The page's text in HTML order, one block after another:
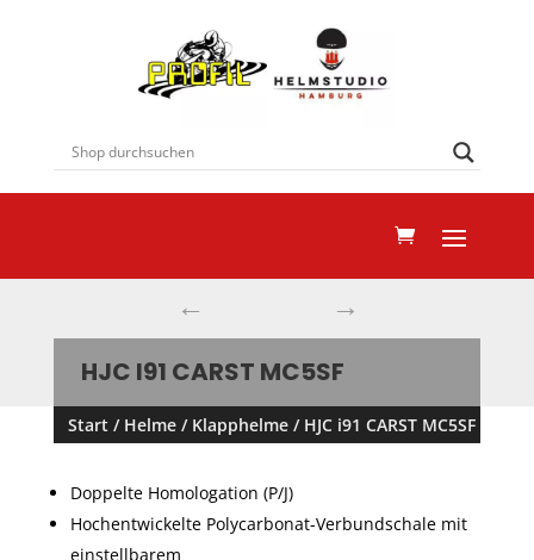
← →
HJC I91 CARST MC5SF
Start / Helme/ Klapphelme/ HJC i91 CARST MC5SF
Doppelte Homologation (P/J)
Hochentwickelte Polycarbonat-Verbundschale mit
einstellbarem